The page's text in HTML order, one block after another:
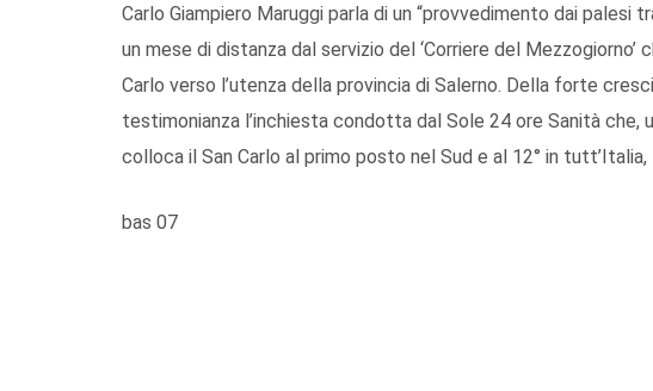
Carlo Giampiero Maruggi parla di un “provvedimento dai palesi
un mese di distanza dal servizio del ‘Corriere del
Carlo verso l’utenza della provincia di Salerno. Della forte
testimonianza l’inchiesta condotta dal Sole 24 ore Sanità che,
colloca il San Carlo al primo posto nel Sud e al 12° in
bas 07